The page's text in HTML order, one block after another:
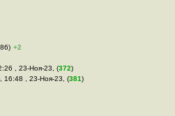
+2
, 23-Ноя-23, (372)
16:48 , 23-Ноя-23, (381)